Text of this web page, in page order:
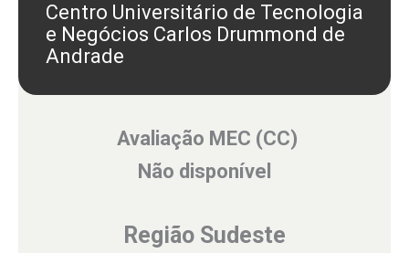
Centro Universitário de Tecnologia
e Negócios Carlos Drummond de
Andrade
Avaliação MEC (CC)
Não disponível
Região Sudeste